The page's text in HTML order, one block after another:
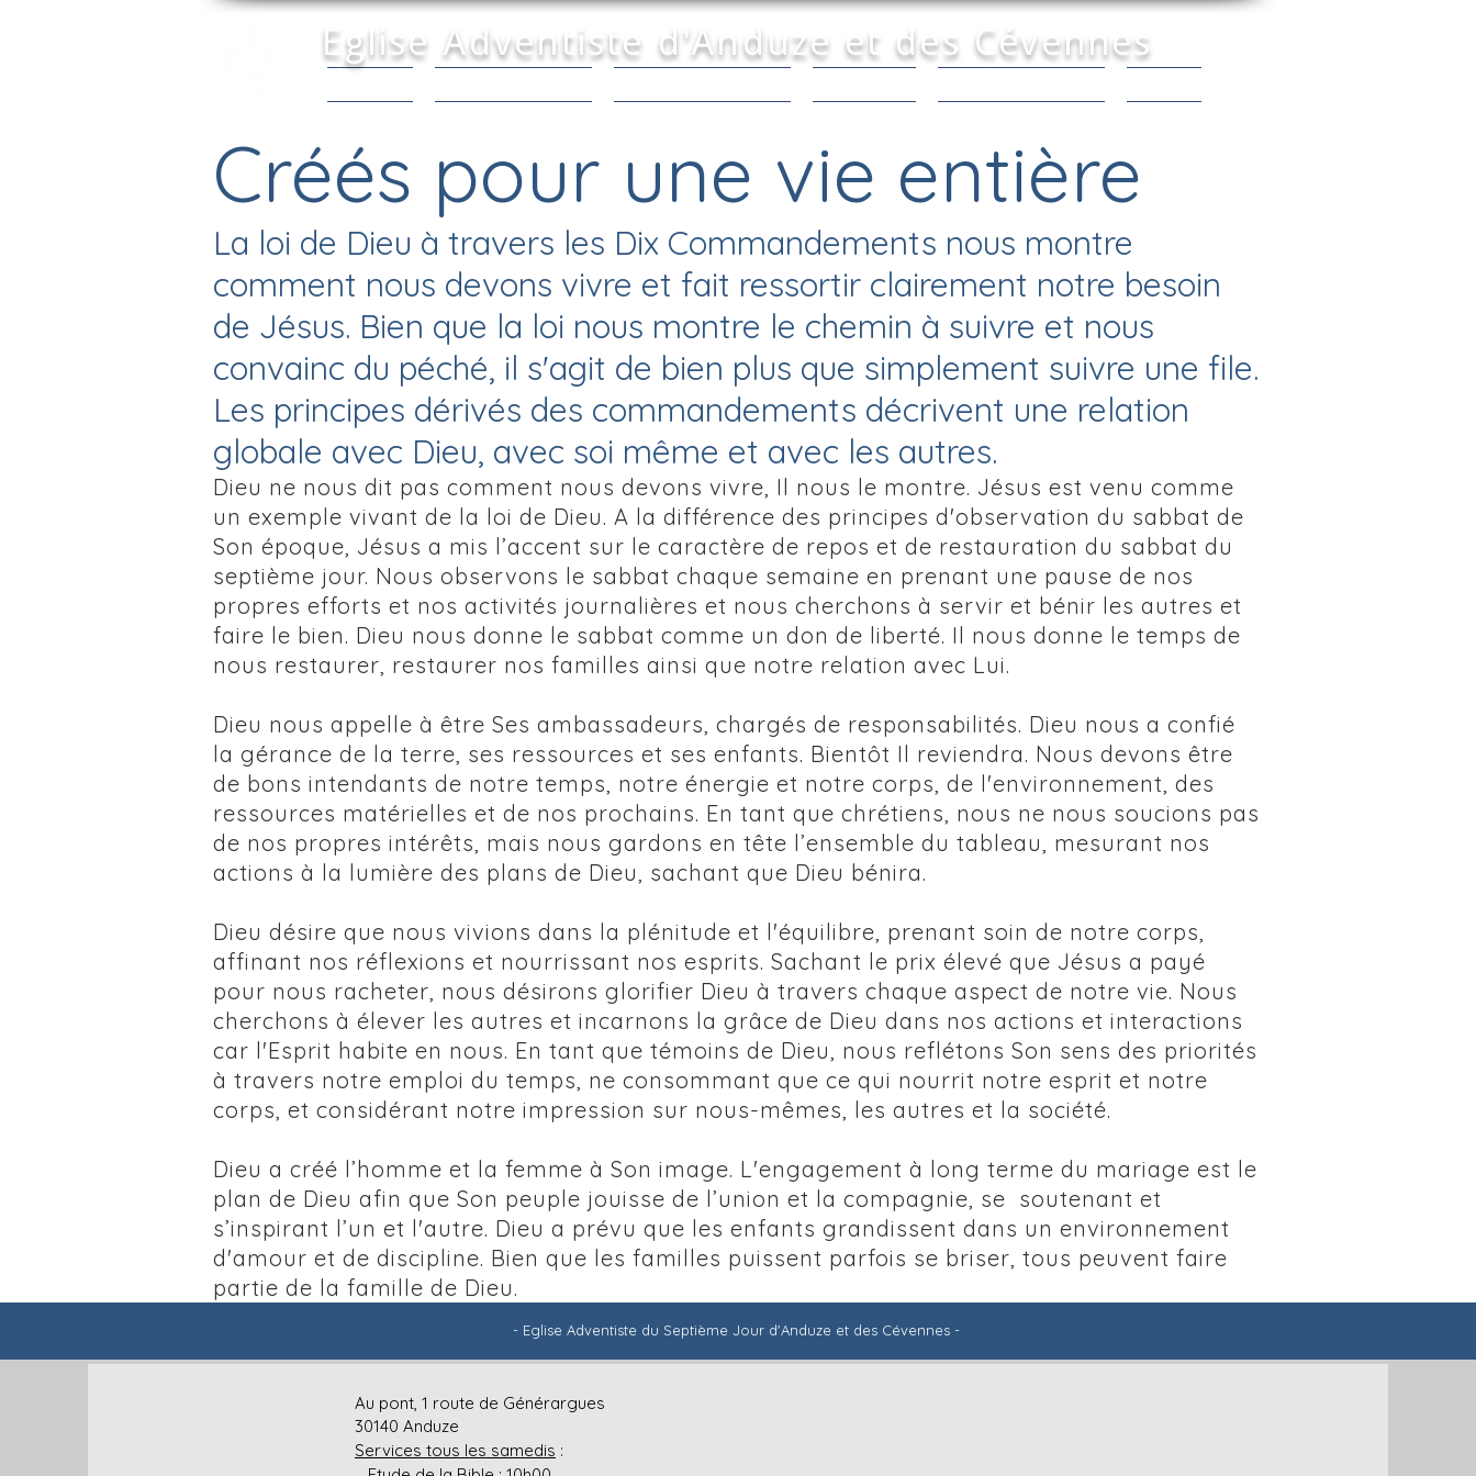
Eglise Adventiste d'Anduze et des Cévennes
Créés pour une vie entière
La loi de Dieu à travers les Dix Commandements nous montre
comment nous devons vivre et fait ressortir clairement notre besoin
de Jésus. Bien que la loi nous montre le chemin à suivre et nous
convainc du péché, il s'agit de bien plus que simplement suivre une file.
Les principes dérivés des commandements décrivent une relation
globale avec Dieu, avec soi même et avec les autres.
Dieu ne nous dit pas comment nous devons vivre, Il nous le montre. Jésus est venu comme
un exemple vivant de la loi de Dieu. A la différence des principes d'observation du sabbat de
Son époque, Jésus a mis l’accent sur le caractère de repos et de restauration du sabbat du
septième jour. Nous observons le sabbat chaque semaine en prenant une pause de nos
propres efforts et nos activités journalières et nous cherchons à servir et bénir les autres et
faire le bien. Dieu nous donne le sabbat comme un don de liberté. Il nous donne le temps de
nous restaurer, restaurer nos familles ainsi que notre relation avec Lui.
Dieu nous appelle à être Ses ambassadeurs, chargés de responsabilités. Dieu nous a confié
la gérance de la terre, ses ressources et ses enfants. Bientôt Il reviendra. Nous devons être
de bons intendants de notre temps, notre énergie et notre corps, de l'environnement, des
ressources matérielles et de nos prochains. En tant que chrétiens, nous ne nous soucions pas
de nos propres intérêts, mais nous gardons en tête l’ensemble du tableau, mesurant nos
actions à la lumière des plans de Dieu, sachant que Dieu bénira.
Dieu désire que nous vivions dans la plénitude et l'équilibre, prenant soin de notre corps,
affinant nos réflexions et nourrissant nos esprits. Sachant le prix élevé que Jésus a payé
pour nous racheter, nous désirons glorifier Dieu à travers chaque aspect de notre vie. Nous
cherchons à élever les autres et incarnons la grâce de Dieu dans nos actions et interactions
car l'Esprit habite en nous. En tant que témoins de Dieu, nous reflétons Son sens des priorités
à travers notre emploi du temps, ne consommant que ce qui nourrit notre esprit et notre
corps, et considérant notre impression sur nous-mêmes, les autres et la société.
Dieu a créé l’homme et la femme à Son image. L'engagement à long terme du mariage est le
plan de Dieu afin que Son peuple jouisse de l’union et la compagnie, se soutenant et
s’inspirant l’un et l'autre. Dieu a prévu que les enfants grandissent dans un environnement
d'amour et de discipline. Bien que les familles puissent parfois se briser, tous peuvent faire
partie de la famille de Dieu.
Eglise Adventiste d'Anduze et des Cévennes
- Eglise Adventiste du Septième Jour d'Anduze et des Cévennes -
Au pont, 1 route de Générargues
30140 Anduze
Services tous les samedis :